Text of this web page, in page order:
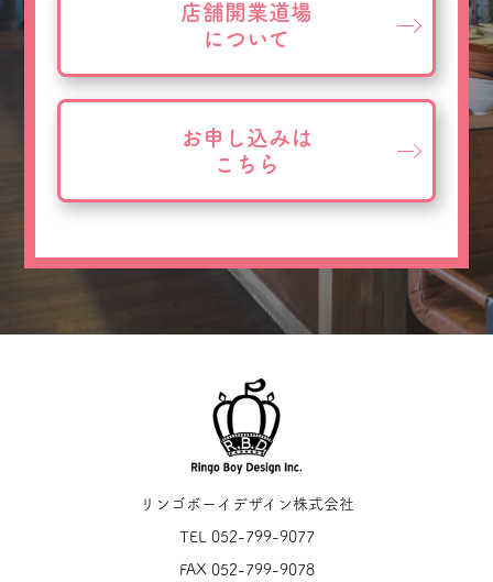
店舗開業道場
について
お申し込みは
こちら
リンゴボーイデザイン株式会社
TEL 052-799-9077
FAX 052-799-9078